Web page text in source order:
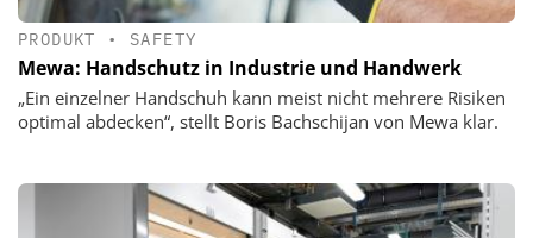
PRODUKT • SAFETY
Mewa: Handschutz in Industrie und Handwerk
„Ein einzelner Handschuh kann meist nicht mehrere Risiken
optimal abdecken“, stellt Boris Bachschijan von Mewa klar.